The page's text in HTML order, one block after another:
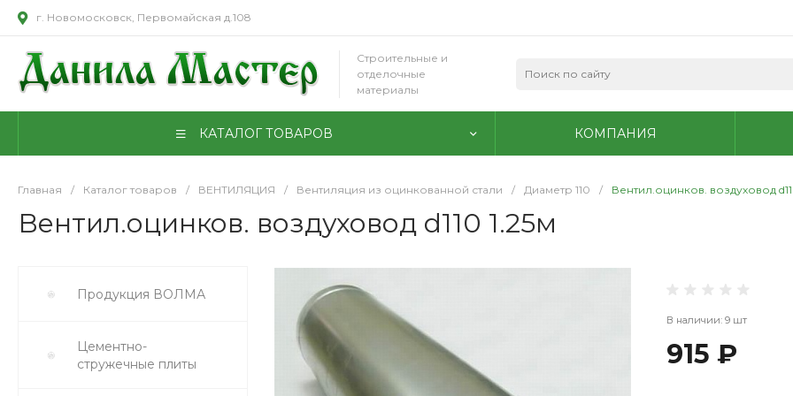
г. Новомосковск, Первомайская д.108
Строительные и
отделочные
материалы
КАТАЛОГ ТОВАРОВ КОМПАНИЯ
Главная / Каталог товаров / ВЕНТИЛЯЦИЯ / Вентиляция из оцинкованной стали / Диаметр 110 / Вентил.оцинков. воздуховод
Вентил.оцинков. воздуховод d110 1.25м
Продукция ВОЛМА
Цементно-
стружечные плиты
В наличии: 9 шт
915 ₽